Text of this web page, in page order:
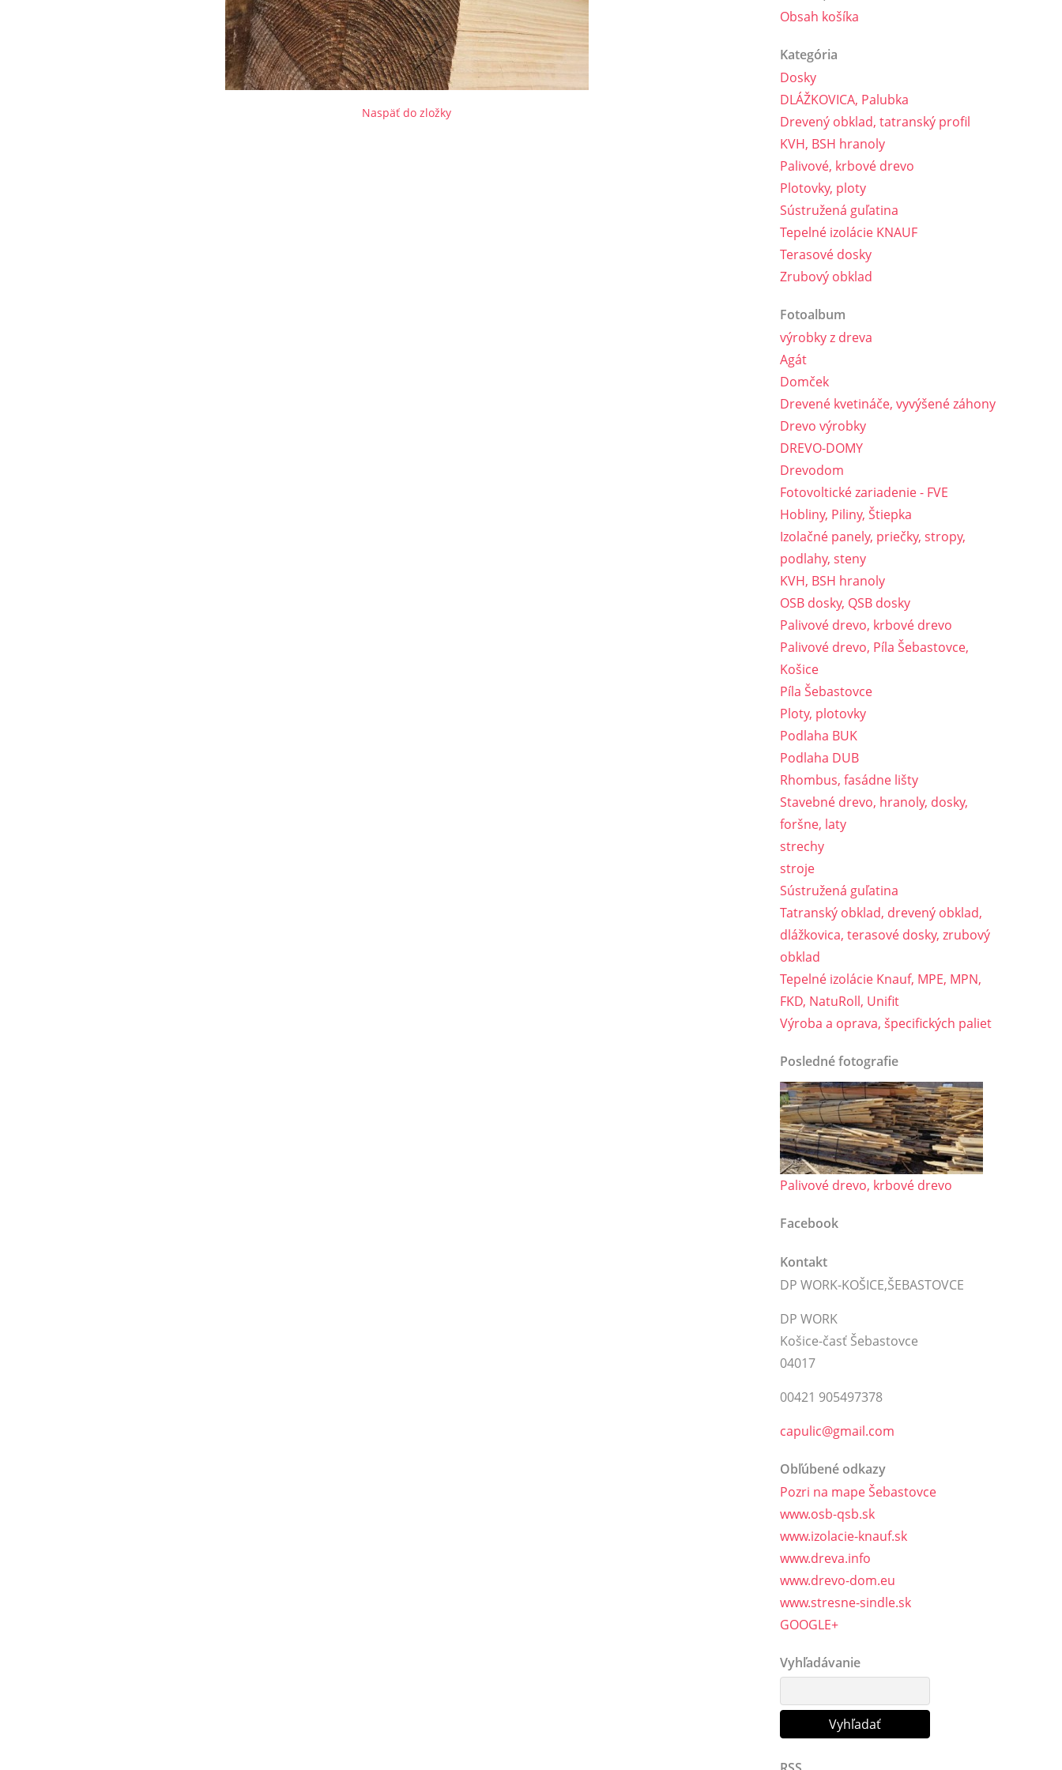
Naspäť do zložky
Obsah košíka
Kategória
Dosky
DLÁŽKOVICA, Palubka
Drevený obklad, tatranský profil
KVH, BSH hranoly
Palivové, krbové drevo
Plotovky, ploty
Sústružená guľatina
Tepelné izolácie KNAUF
Terasové dosky
Zrubový obklad
Fotoalbum
výrobky z dreva
Agát
Domček
Drevené kvetináče, vyvýšené záhony
Drevo výrobky
DREVO-DOMY
Drevodom
Fotovoltické zariadenie - FVE
Hobliny, Piliny, Štiepka
Izolačné panely, priečky, stropy,
podlahy, steny
KVH, BSH hranoly
OSB dosky, QSB dosky
Palivové drevo, krbové drevo
Palivové drevo, Píla Šebastovce,
Košice
Píla Šebastovce
Ploty, plotovky
Podlaha BUK
Podlaha DUB
Rhombus, fasádne lišty
Stavebné drevo, hranoly, dosky,
foršne, laty
strechy
stroje
Sústružená guľatina
Tatranský obklad, drevený obklad,
dlážkovica, terasové dosky, zrubový
obklad
Tepelné izolácie Knauf, MPE, MPN,
FKD, NatuRoll, Unifit
Výroba a oprava, špecifických paliet
Posledné fotografie
Palivové drevo, krbové drevo
Facebook
Kontakt
DP WORK-KOŠICE,ŠEBASTOVCE
DP WORK
Košice-časť Šebastovce
04017
00421 905497378
capulic@gmail.com
Obľúbené odkazy
Pozri na mape Šebastovce
www.osb-qsb.sk
www.izolacie-knauf.sk
www.dreva.info
www.drevo-dom.eu
www.stresne-sindle.sk
GOOGLE+
Vyhľadávanie